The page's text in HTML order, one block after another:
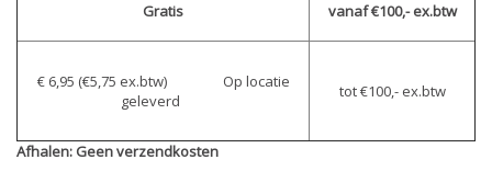
Gratis vanaf €100,- ex.btw
€ 6,95 (€5,75 ex.btw) Op locatie
geleverd
tot €100,- ex.btw
Afhalen: Geen verzendkosten